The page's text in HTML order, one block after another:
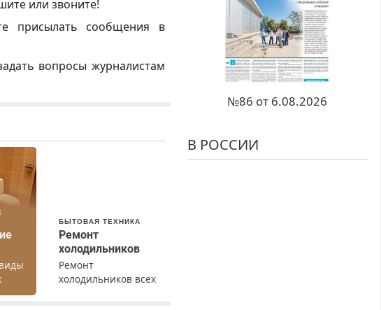
или звоните!
присылать сообщения в
вопросы журналистам
БЫТОВАЯ ТЕХНИКА
Ремонт
холодильников
Ремонт
холодильников всех
№86 от 6.08.2026
В РОССИИ